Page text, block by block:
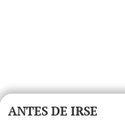
ANTES DE IRSE